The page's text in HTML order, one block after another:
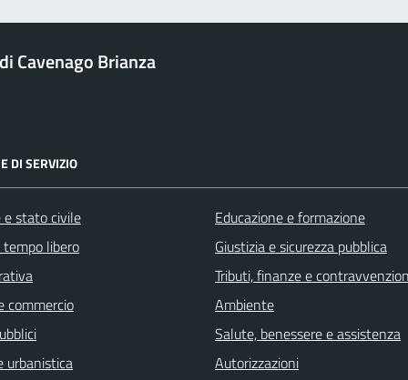
Cavenago Brianza
DI SERVIZIO
e stato civile
libero
commercio
urbanistica
Educazione e formazione
Giustizia e sicurezza pubblica
Tributi, finanze e
Ambiente
Salute, benessere e assistenza
Autorizzazioni